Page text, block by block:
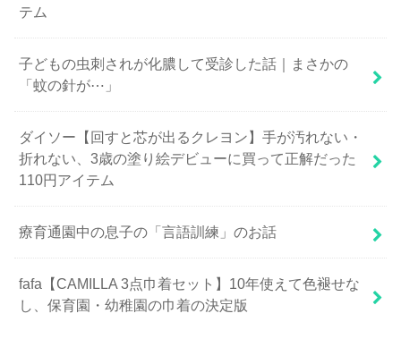
テム
子どもの虫刺されが化膿して受診した話｜まさかの
「蚊の針が⋯」
ダイソー【回すと芯が出るクレヨン】手が汚れない・
折れない、3歳の塗り絵デビューに買って正解だった
110円アイテム
療育通園中の息子の「言語訓練」のお話
fafa【CAMILLA 3点巾着セット】10年使えて色褪せな
し、保育園・幼稚園の巾着の決定版